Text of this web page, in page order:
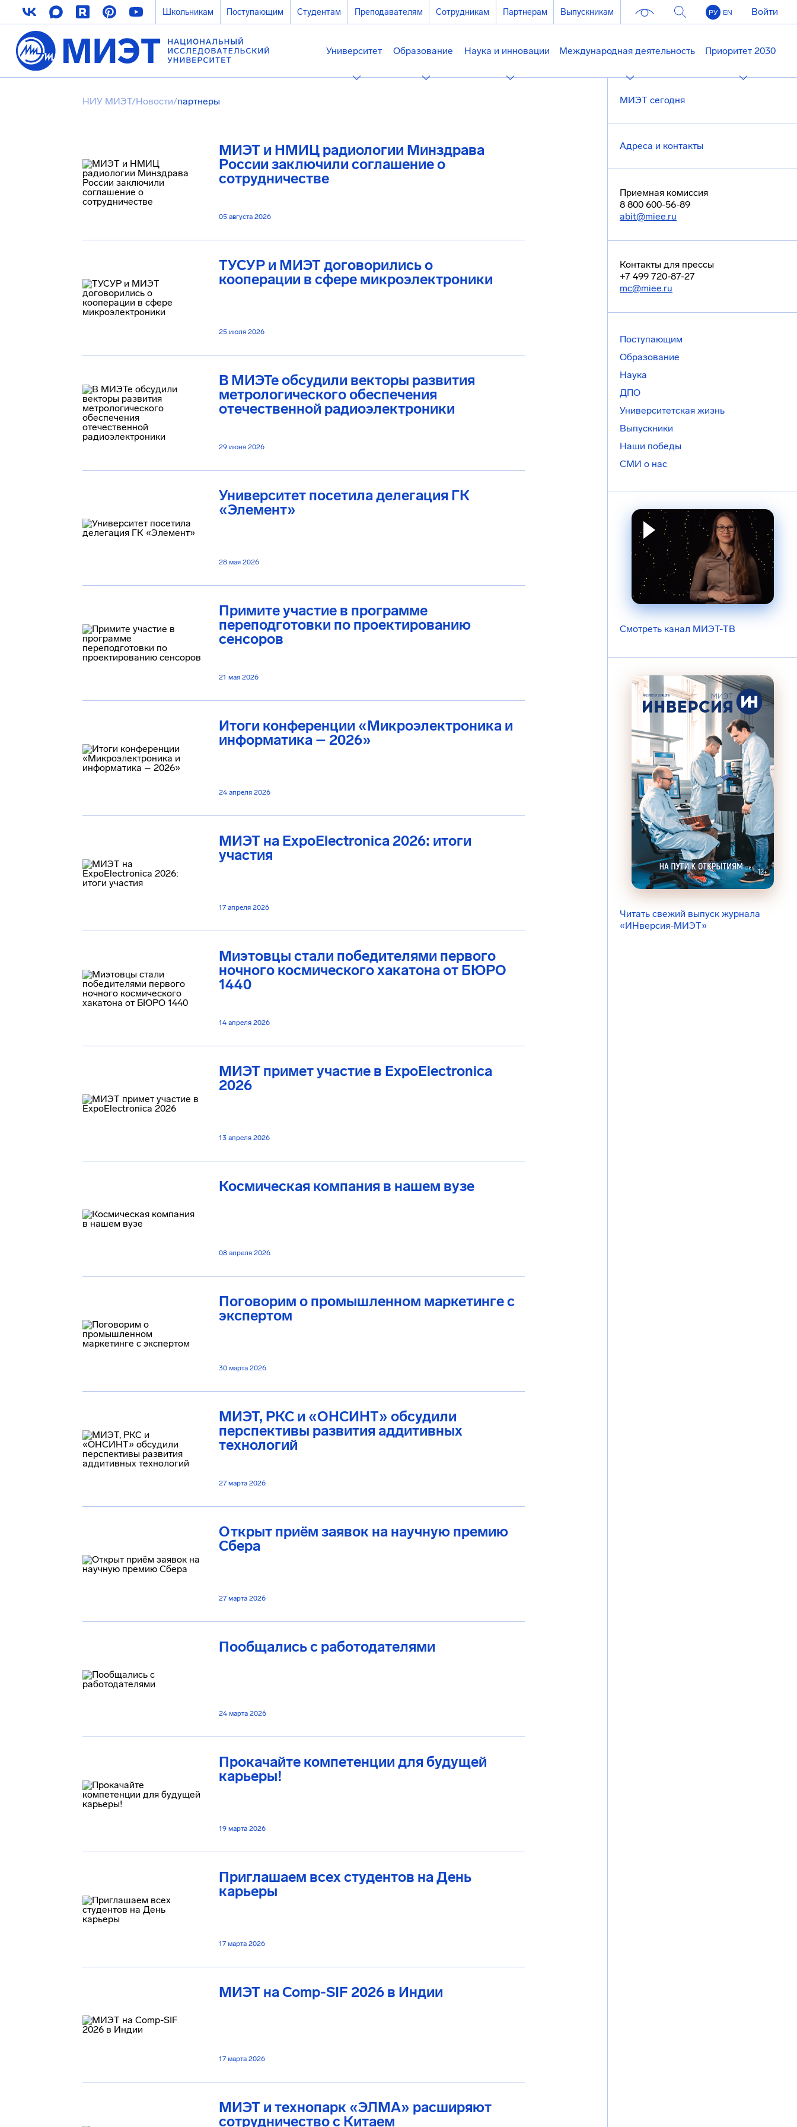
Школьникам Поступающим Студентам Преподавателям Сотрудникам Партнерам Выпускникам РУ EN Войти
Университет Образование Наука и инновации Международная деятельность Приоритет 2030
НИУ МИЭТ/Новости/партнеры
МИЭТ и НМИЦ радиологии Минздрава
России заключили соглашение о
сотрудничестве
05 августа 2026
ТУСУР и МИЭТ договорились о
кооперации в сфере микроэлектроники
25 июля 2026
В МИЭТе обсудили векторы развития
метрологического обеспечения
отечественной радиоэлектроники
29 июня 2026
Университет посетила делегация ГК
«Элемент»
28 мая 2026
Примите участие в программе
переподготовки по проектированию
сенсоров
21 мая 2026
Итоги конференции «Микроэлектроника и
информатика – 2026»
24 апреля 2026
МИЭТ на ExpoElectronica 2026: итоги
участия
17 апреля 2026
Миэтовцы стали победителями первого
ночного космического хакатона от БЮРО
1440
14 апреля 2026
МИЭТ примет участие в ExpoElectronica
2026
13 апреля 2026
Космическая компания в нашем вузе
08 апреля 2026
Поговорим о промышленном маркетинге с
экспертом
30 марта 2026
МИЭТ, РКС и «ОНСИНТ» обсудили
перспективы развития аддитивных
технологий
27 марта 2026
Открыт приём заявок на научную премию
Сбера
27 марта 2026
Пообщались с работодателями
24 марта 2026
Прокачайте компетенции для будущей
карьеры!
19 марта 2026
Приглашаем всех студентов на День
карьеры
17 марта 2026
МИЭТ на Comp-SIF 2026 в Индии
17 марта 2026
МИЭТ и технопарк «ЭЛМА» расширяют
сотрудничество с Китаем
МИЭТ сегодня
Адреса и контакты
Приемная комиссия
8 800 600-56-89
abit@miee.ru
Контакты для прессы
+7 499 720-87-27
mc@miee.ru
Поступающим
Образование
Наука
ДПО
Университетская жизнь
Выпускники
Наши победы
СМИ о нас
Смотреть канал МИЭТ-ТВ
Читать свежий выпуск журнала
«ИНверсия-МИЭТ»